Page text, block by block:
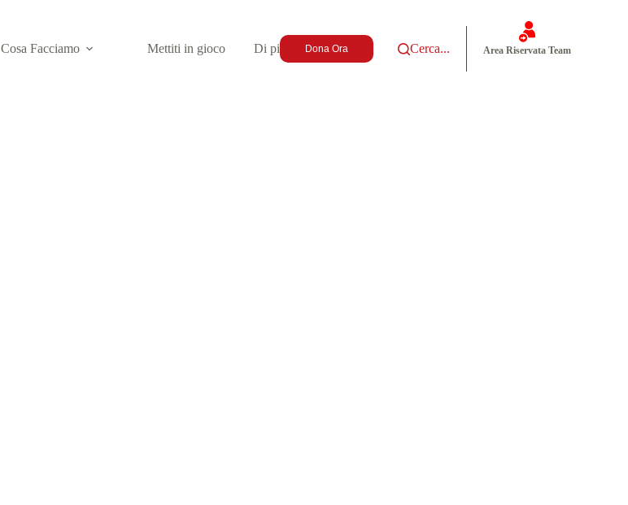
Cosa Facciamo Mettiti in gioco Di più Dona Ora Cerca... Area Riservata Team